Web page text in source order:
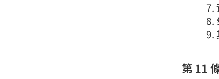
7.
8.
9.
第 11